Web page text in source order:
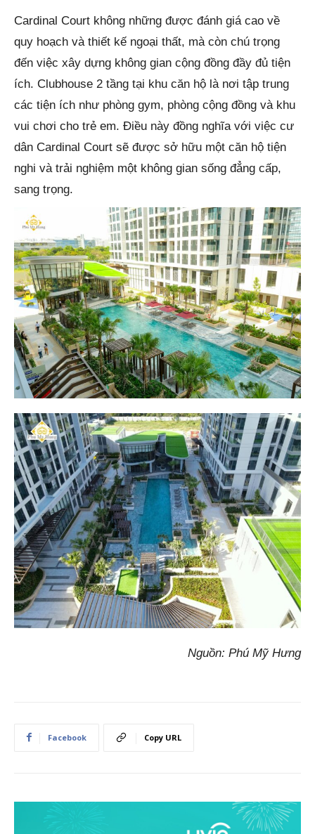
Cardinal Court không những được đánh giá cao về
quy hoạch và thiết kế ngoại thất, mà còn chú trọng
đến việc xây dựng không gian cộng đồng đầy đủ tiện
ích. Clubhouse 2 tầng tại khu căn hộ là nơi tập trung
các tiện ích như phòng gym, phòng cộng đồng và khu
vui chơi cho trẻ em. Điều này đồng nghĩa với việc cư
dân Cardinal Court sẽ được sở hữu một căn hộ tiện
nghi và trải nghiệm một không gian sống đẳng cấp,
sang trọng.
Nguồn: Phú Mỹ Hưng
Facebook Copy URL